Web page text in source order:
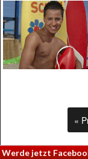
«
Werde jetzt